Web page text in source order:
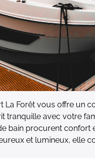
La Forêt vous offre un
tranquille avec votre
bain procurent confort
et lumineux, elle